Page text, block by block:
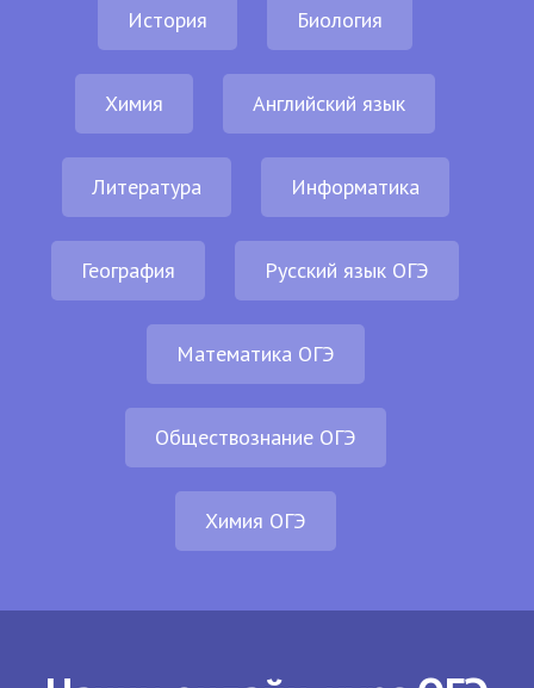
История Биология
Химия Английский язык
Литература Информатика
География Русский язык ОГЭ
Математика ОГЭ
Обществознание ОГЭ
Химия ОГЭ